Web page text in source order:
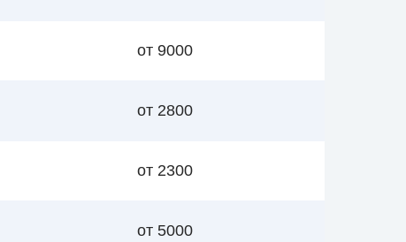
от 9000
от 2800
от 2300
от 5000